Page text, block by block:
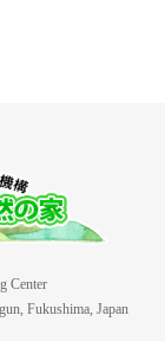
Center
Fukushima, Japan